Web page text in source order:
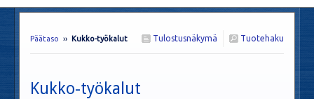
Tuotehaku
Tulostusnäkymä
Päätaso ›› Kukko-työkalut
Kukko-työkalut